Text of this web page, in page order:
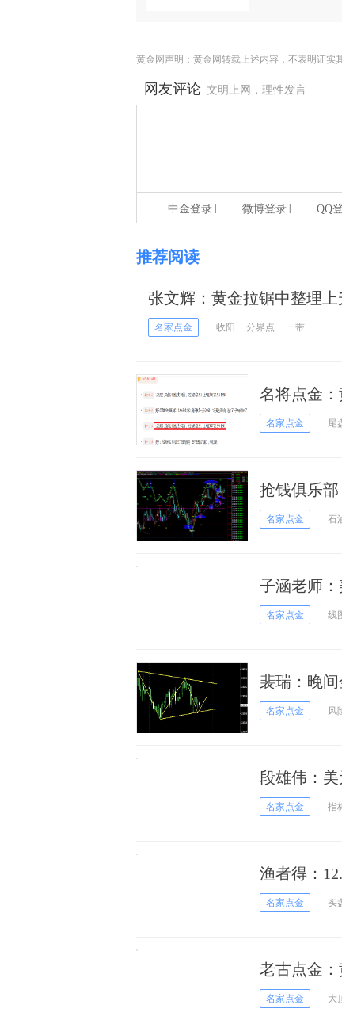
黄金网声明：黄金网转载上述内容，不表明证实
网友评论 文明上网，理性发言
中金登录 微博登录 QQ
推荐阅读
张文辉：黄金拉锯中整理
名家点金 收阳 分界点 一带
名将点金
名家点金 尾
抢钱俱乐部
名家点金 石
子涵老师
名家点金 线
裴瑞：晚
名家点金 风
段雄伟：
名家点金 指
渔者得：
名家点金 实
老古点金：
折名家点金 大